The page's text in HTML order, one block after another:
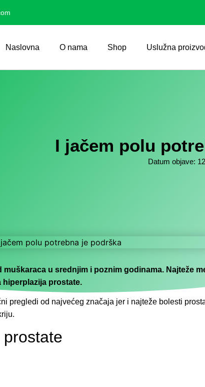
Naslovna O nama Shop Uslužna
I jačem polu
Datum objave:
u srednjim i poznim godinama. Najteže
hiperplazija prostate.
pregledi od najvećeg značaja jer i najteže bolesti